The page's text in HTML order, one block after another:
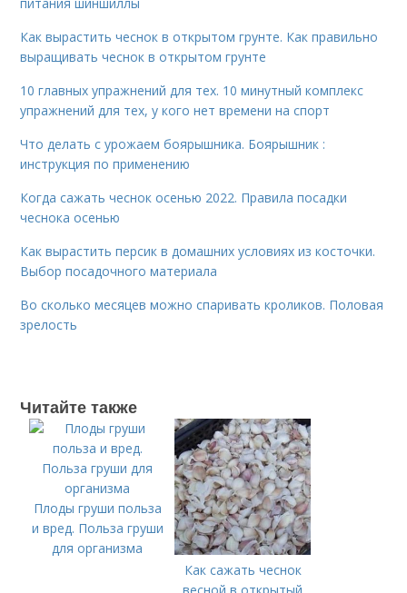
Как вырастить чеснок в открытом грунте. Как правильно
выращивать чеснок в открытом грунте
10 главных упражнений для тех. 10 минутный комплекс
упражнений для тех, у кого нет времени на спорт
Что делать с урожаем боярышника. Боярышник :
инструкция по применению
Когда сажать чеснок осенью 2022. Правила посадки
чеснока осенью
Как вырастить персик в домашних условиях из косточки.
Выбор посадочного материала
Во сколько месяцев можно спаривать кроликов. Половая
зрелость
Читайте также
Плоды груши польза
и вред. Польза груши
для организма
Как сажать чеснок